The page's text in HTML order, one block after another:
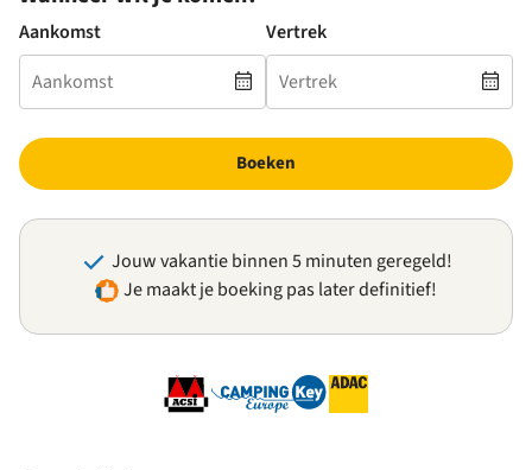
Aankomst Vertrek
Boeken
Jouw vakantie binnen 5 minuten geregeld!
Je maakt je boeking pas later definitief!